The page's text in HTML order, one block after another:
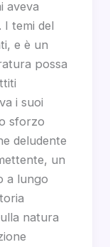
aveva
I temi del
e è un
possa
i suoi
sforzo
deludente
un
a lungo
natura